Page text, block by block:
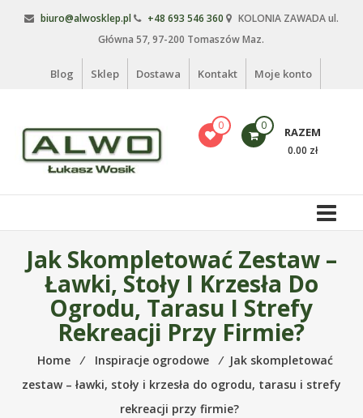
biuro@alwosklep.pl +48 693 546 360
KOLONIA ZAWADA ul.
Główna 57, 97-200 Tomaszów Maz.
Blog Sklep Dostawa Kontakt Moje konto
Alwo
sklep
Alwo
meble
ogrodowe,
części
0 0 RAZEM
0.00 zł
Jak Skompletować Zestaw –
Ławki, Stoły I Krzesła Do
Ogrodu, Tarasu I Strefy
Rekreacji Przy Firmie?
Home ⁄ Inspiracje ogrodowe ⁄ Jak skompletować
zestaw – ławki, stoły i krzesła do ogrodu, tarasu i strefy
rekreacji przy firmie?